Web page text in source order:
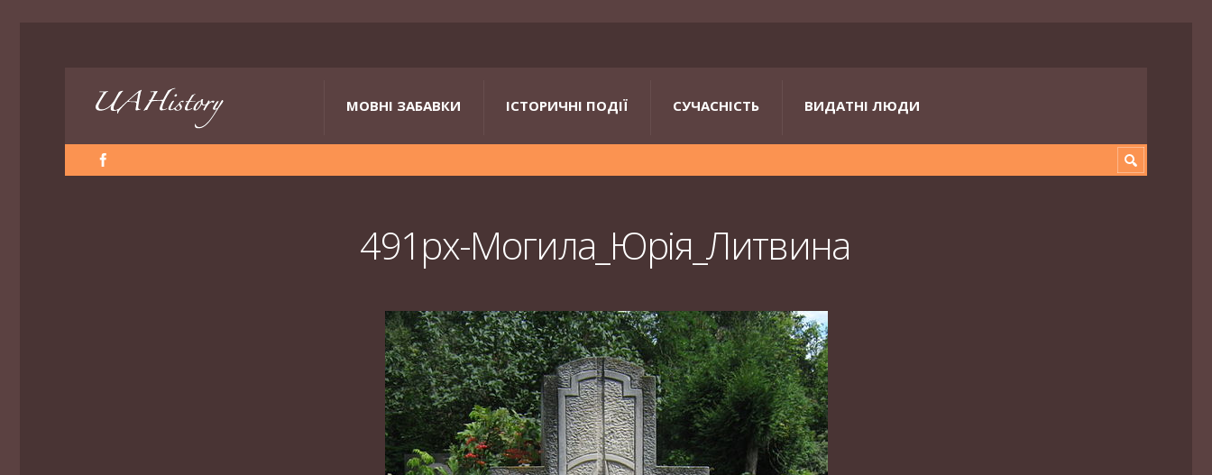
МОВНІ ЗАБАВКИ ІСТОРИЧНІ ПОДІЇ СУЧАСНІСТЬ ВИДАТНІ ЛЮДИ
491px-Могила_Юрія_Литвина